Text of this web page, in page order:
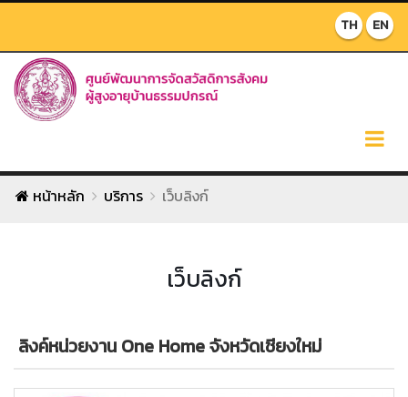
TH EN
หน้าหลัก บริการ เว็บลิงก์
เว็บลิงก์
ลิงค์หน่วยงาน One Home จังหวัดเชียงใหม่